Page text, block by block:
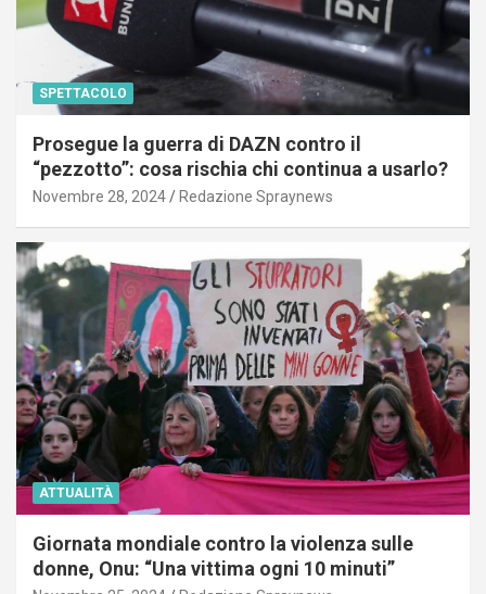
SPETTACOLO
Prosegue la guerra di DAZN contro il
“pezzotto”: cosa rischia chi continua a usarlo?
Novembre 28, 2024 Redazione Spraynews
ATTUALITÀ
Giornata mondiale contro la violenza sulle
donne, Onu: “Una vittima ogni 10 minuti”